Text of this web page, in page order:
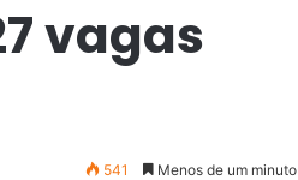
vagas
541 Menos de um minuto